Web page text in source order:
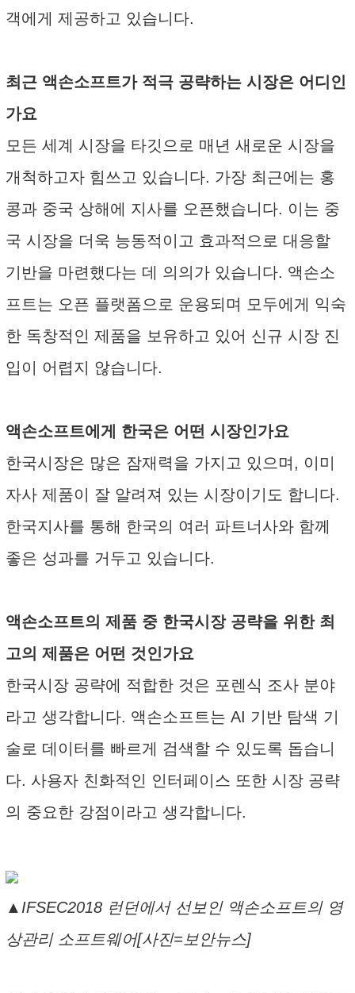
객에게 제공하고 있습니다.
최근 액손소프트가 적극 공략하는 시장은 어디인
가요
모든 세계 시장을 타깃으로 매년 새로운 시장을
개척하고자 힘쓰고 있습니다. 가장 최근에는 홍
콩과 중국 상해에 지사를 오픈했습니다. 이는 중
국 시장을 더욱 능동적이고 효과적으로 대응할
기반을 마련했다는 데 의의가 있습니다. 액손소
프트는 오픈 플랫폼으로 운용되며 모두에게 익숙
한 독창적인 제품을 보유하고 있어 신규 시장 진
입이 어렵지 않습니다.
액손소프트에게 한국은 어떤 시장인가요
한국시장은 많은 잠재력을 가지고 있으며, 이미
자사 제품이 잘 알려져 있는 시장이기도 합니다.
한국지사를 통해 한국의 여러 파트너사와 함께
좋은 성과를 거두고 있습니다.
액손소프트의 제품 중 한국시장 공략을 위한 최
고의 제품은 어떤 것인가요
한국시장 공략에 적합한 것은 포렌식 조사 분야
라고 생각합니다. 액손소프트는 AI 기반 탐색 기
술로 데이터를 빠르게 검색할 수 있도록 돕습니
다. 사용자 친화적인 인터페이스 또한 시장 공략
의 중요한 강점이라고 생각합니다.
▲IFSEC2018 런던에서 선보인 액손소프트의 영
상관리 소프트웨어[사진=보안뉴스]